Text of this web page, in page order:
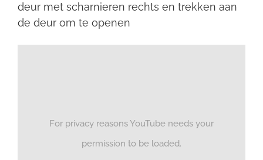
deur met scharnieren rechts en trekken aan
de deur om te openen
For privacy reasons YouTube needs your
permission to be loaded.